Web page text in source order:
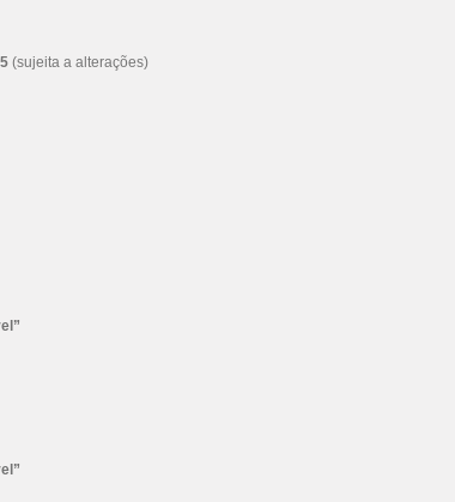
(sujeita a alterações)